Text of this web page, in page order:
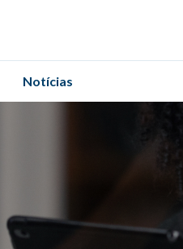
Notícias